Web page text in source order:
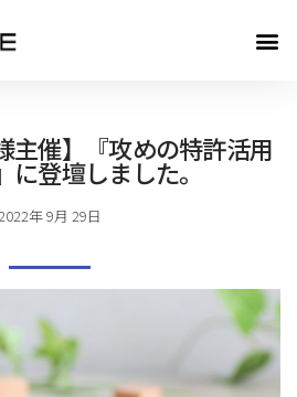
主催】『攻めの特許活用
に登壇しました。
年 9月 29日